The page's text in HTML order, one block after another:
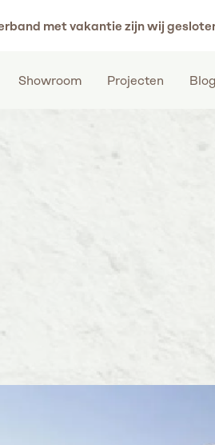
met vakantie zijn wij
Showroom Projecten Blog